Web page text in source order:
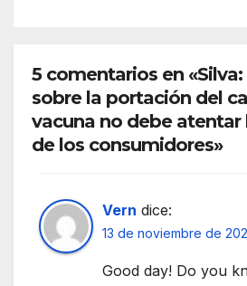
5 comentarios en
sobre la portación del
vacuna no debe atentar
de los consumidores»
Vern dice:
13 de noviembre de
Good day! Do you